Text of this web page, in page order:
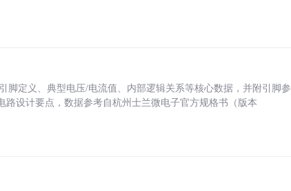
脚定义、典型电压/电流值、内部逻辑关系等核心数据，并附引脚参
设计要点，数据参考自杭州士兰微电子官方规格书（版本